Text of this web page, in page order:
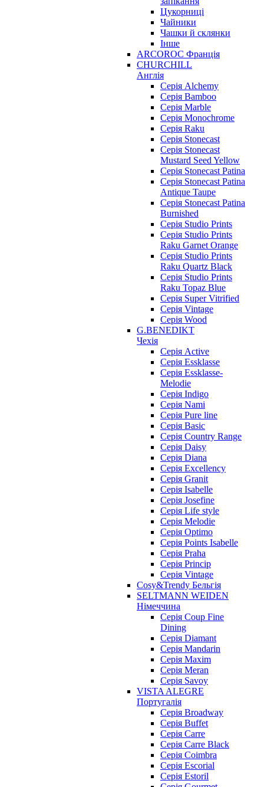
Цукорниці
Чайники
Чашки й склянки
Інше
ARCOROC Франція
CHURCHILL
Англія
Серія Alchemy
Серія Bamboo
Серія Marble
Серія Monochrome
Серія Raku
Серія Stonecast
Серія Stonecast
Mustard Seed Yellow
Серія Stonecast Patina
Серія Stonecast Patina
Antique Taupe
Серія Stonecast Patina
Burnished
Серія Studio Prints
Серія Studio Prints
Raku Garnet Orange
Серія Studio Prints
Raku Quartz Black
Серія Studio Prints
Raku Topaz Blue
Серія Super Vitrified
Серія Vintage
Серія Wood
G.BENEDIKT
Чехія
Cерія Active
Cерія Essklasse
Cерія Essklasse-
Melodie
Cерія Indigo
Cерія Nami
Cерія Pure line
Серія Basic
Серія Country Range
Серія Daisy
Серія Diana
Серія Excellency
Серія Granit
Серія Isabelle
Серія Josefine
Серія Life style
Серія Melodie
Серія Optimo
Серія Points Isabelle
Серія Praha
Серія Princip
Серія Vintage
Cosy&Trendy Бельгія
SELTMANN WEIDEN
Німеччина
Cерія Coup Fine
Dining
Cерія Diamant
Cерія Mandarin
Cерія Maxim
Серія Meran
Серія Savoy
VISTA ALEGRE
Португалія
Серія Broadway
Серія Buffet
Серія Carre
Серія Carre Black
Серія Coimbra
Серія Escorial
Серія Estoril